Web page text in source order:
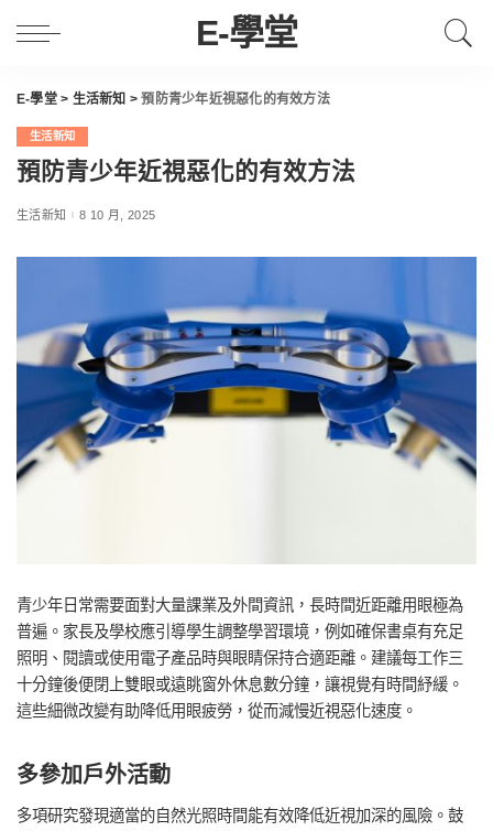
E-學堂
E-學堂> 生活新知 >預防青少年近視惡化的有效方法
生活新知
預防青少年近視惡化的有效方法
生活新知 8 10 月, 2025
青少年日常需要面對大量課業及外間資訊，長時間近距離用眼極為
普遍。家長及學校應引導學生調整學習環境，例如確保書桌有充足
照明、閱讀或使用電子產品時與眼睛保持合適距離。建議每工作三
十分鐘後便閉上雙眼或遠眺窗外休息數分鐘，讓視覺有時間紓緩。
這些細微改變有助降低用眼疲勞，從而減慢近視惡化速度。
多參加戶外活動
多項研究發現適當的自然光照時間能有效降低近視加深的風險。鼓